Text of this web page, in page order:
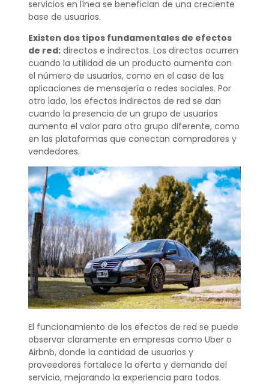
servicios en línea se benefician de una creciente
base de usuarios.
Existen dos tipos fundamentales de efectos
de red:directos e indirectos. Los directos ocurren
cuando la utilidad de un producto aumenta con
el número de usuarios, como en el caso de las
aplicaciones de mensajería o redes sociales. Por
otro lado, los efectos indirectos de red se dan
cuando la presencia de un grupo de usuarios
aumenta el valor para otro grupo diferente, como
en las plataformas que conectan compradores y
vendedores.
El funcionamiento de los efectos de red se puede
observar claramente en empresas como Uber o
Airbnb, donde la cantidad de usuarios y
proveedores fortalece la oferta y demanda del
servicio, mejorando la experiencia para todos.